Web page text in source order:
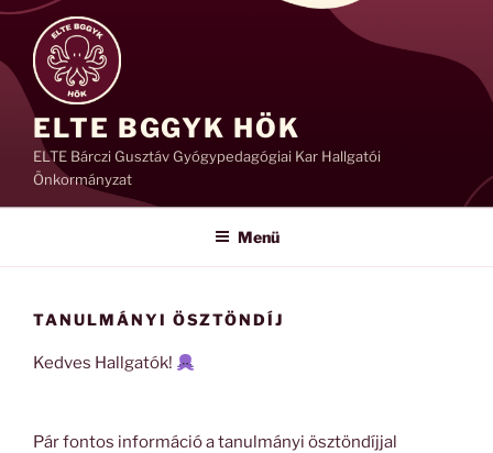
Tartalomhoz
ELTE BGGYK HÖK
ELTE Bárczi Gusztáv Gyógypedagógiai Kar Hallgatói
Önkormányzat
Menü
TANULMÁNYI ÖSZTÖNDÍJ
Kedves Hallgatók!
Pár fontos információ a tanulmányi ösztöndíjjal